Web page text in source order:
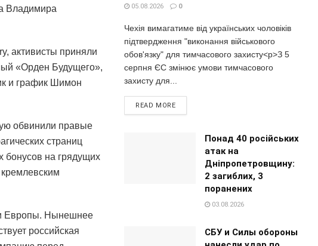
Владимира
активисты приняли
«Орден Будущего»,
и график Шимон
обвинили правые
страниц
бонусов на грядущих
кремлевским
Европы. Нынешнее
российская
05.08.2026 0
Чехія вимагатиме від українських чоловіків
підтвердження "виконання військового
обов'язку" для тимчасового захисту<p>З 5
серпня ЄС змінює умови тимчасового
захисту для...
READ MORE
Понад 40 російських
атак на
Дніпропетровщину:
2 загиблих, 3
поранених
03.08.2026
СБУ и Силы обороны